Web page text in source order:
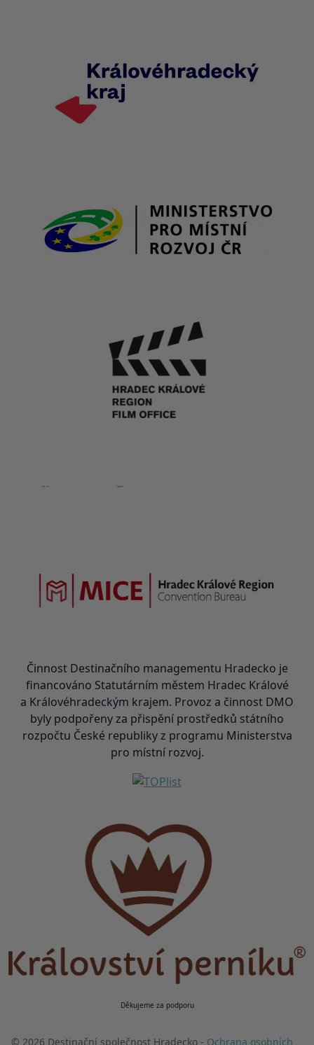
Činnost Destinačního managementu Hradecko je
financováno Statutárním městem Hradec Králové
a Královéhradeckým krajem. Provoz a činnost DMO
byly podpořeny za přispění prostředků státního
rozpočtu České republiky z programu Ministerstva
pro místní rozvoj.
Děkujeme za podporu
© 2026 Destinační společnost Hradecko - Ochrana osobních